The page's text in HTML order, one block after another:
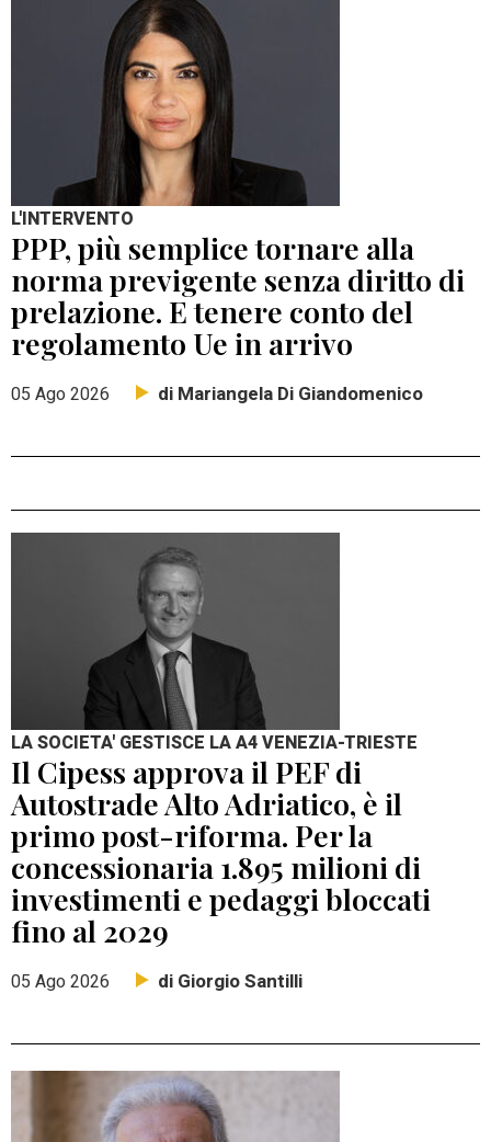
L'INTERVENTO
PPP, più semplice tornare alla
norma previgente senza diritto di
prelazione. E tenere conto del
regolamento Ue in arrivo
05 Ago 2026 di Mariangela Di Giandomenico
LA SOCIETA' GESTISCE LA A4 VENEZIA-TRIESTE
Il Cipess approva il PEF di
Autostrade Alto Adriatico, è il
primo post-riforma. Per la
concessionaria 1.895 milioni di
investimenti e pedaggi bloccati
fino al 2029
05 Ago 2026 di Giorgio Santilli